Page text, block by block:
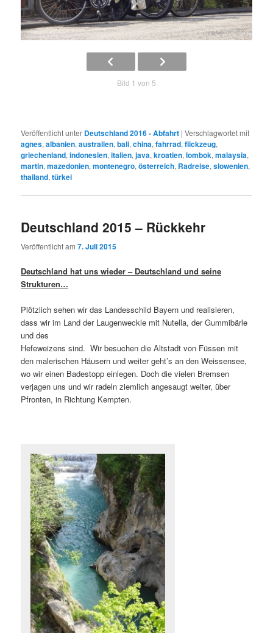
Bild 1 von 5
Veröffentlicht unter Deutschland 2016 - Abfahrt |Verschlagwortet mit
agnes,albanien,australien,bali,china,fahrrad,flickzeug,
griechenland,indonesien,italien,java,kroatien,lombok,malaysia,
martin,mazedonien,montenegro,österreich, Radreise,slowenien,
thailand,türkei
Deutschland 2015 – Rückkehr
Veröffentlicht am7. Juli 2015
Deutschland hat uns wieder – Deutschland und seine
Strukturen…
Plötzlich sehen wir das Landesschild Bayern und realisieren,
dass wir im Land der Laugenweckle mit Nutella, der Gummibärle
und des
Hefeweizens sind. Wir besuchen die Altstadt von Füssen mit
den malerischen Häusern und weiter geht’s an den Weissensee,
wo wir einen Badestopp einlegen. Doch die vielen Bremsen
verjagen uns und wir radeln ziemlich angesaugt weiter, über
Pfronten, in Richtung Kempten.